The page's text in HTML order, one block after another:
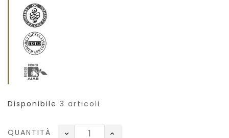
Disponibile 3 articoli
QUANTITÀ